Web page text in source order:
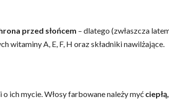
przed słońcem – dlatego (zwłaszcza
witaminy A, E, F, H oraz składniki nawilżające.
ich mycie. Włosy farbowane należy myć